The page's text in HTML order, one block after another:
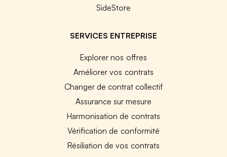
SideStore
SERVICES ENTREPRISE
Explorer nos offres
Améliorer vos contrats
Changer de contrat collectif
Assurance sur mesure
Harmonisation de contrats
Vérification de conformité
Résiliation de vos contrats